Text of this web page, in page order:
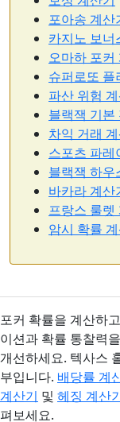
포아송 계산
카지노 보너
오마하 포커
슈퍼로또 플
파산 위험
블랙잭 기본
차익 거래
스포츠 파레
블랙잭 하우
바카라 계산
프랑스 룰렛
암시 확률
포커 확률을 계산하
이션과 확률 통찰력
개선하세요. 텍사스
부입니다. 배당률 계
계산기 및 헤징 계산
펴보세요.